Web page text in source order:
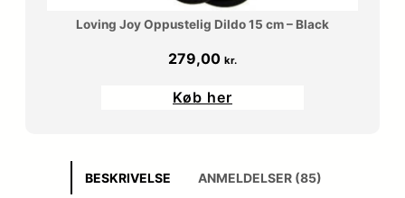
Loving Joy Oppustelig Dildo 15 cm – Black
279,00 kr.
Køb her
BESKRIVELSE ANMELDELSER (85)